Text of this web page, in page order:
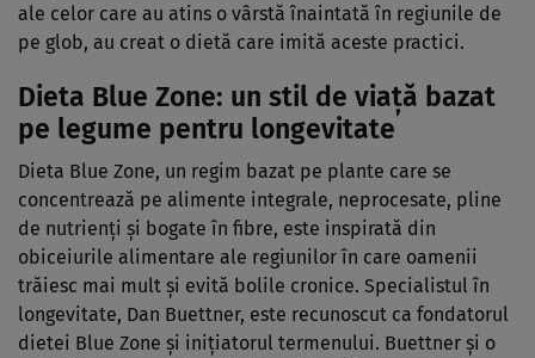
ale celor care au atins o vârstă înaintată în regiunile de
pe glob, au creat o dietă care imită aceste practici.
Dieta Blue Zone: un stil de viață bazat
pe legume pentru longevitate
Dieta Blue Zone, un regim bazat pe plante care se
concentrează pe alimente integrale, neprocesate, pline
de nutrienți și bogate în fibre, este inspirată din
obiceiurile alimentare ale regiunilor în care oamenii
trăiesc mai mult și evită bolile cronice. Specialistul în
longevitate, Dan Buettner, este recunoscut ca fondatorul
dietei Blue Zone și inițiatorul termenului. Buettner și o